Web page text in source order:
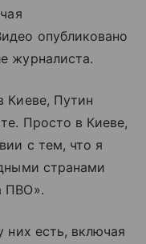
опубликовано
журналиста.
Киеве, Путин
Просто в Киеве,
с тем, что я
странами
ПВО».
них есть, включая